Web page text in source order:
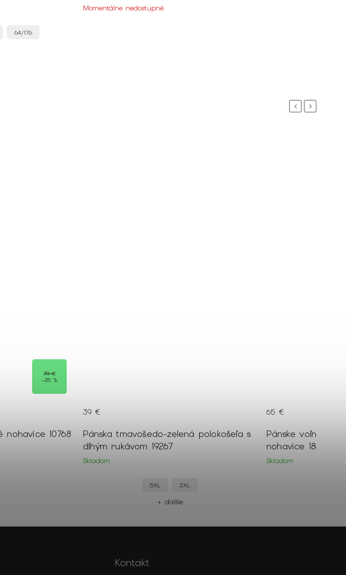
64/176
Momentálne nedostupné
Previous
79 €
–25 %
Pánske modré oblekové nohavice 10768
Pánska tmavošedo-zelená polokošeľa s
dlhým rukávom 19267
Skladom
39 €
5XL 3XL
+ ďalšie
Pánske
nohavice 18394
Skladom
65 €
Next
Kontakt